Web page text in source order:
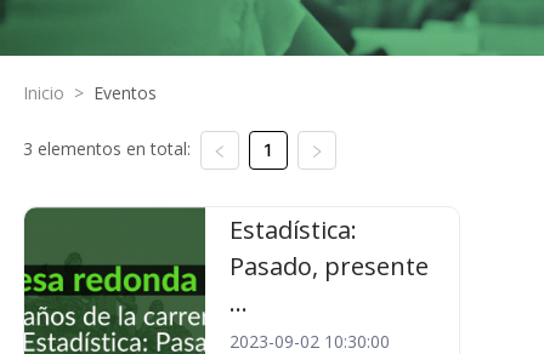
Inicio > Eventos
3 elementos en total: 1
Estadística:
Pasado, presente
...
2023-09-02 10:30:00